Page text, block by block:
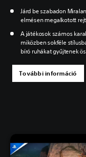
Járd be szabadon
elmésen megalkotott
A játékosok számos
miközben sokféle
bíró ruhákat gyűjtenek
További információ